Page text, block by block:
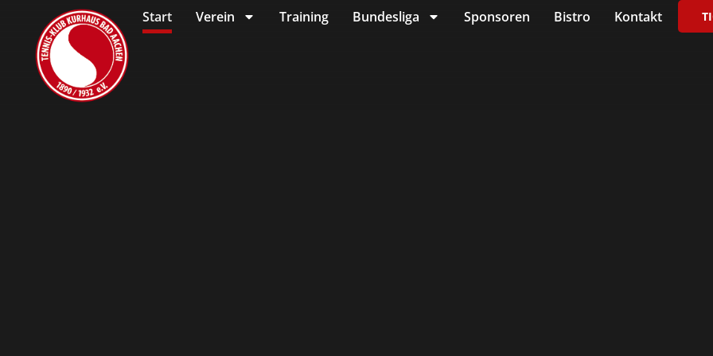
Start Verein Training Bundesliga Sponsoren Bistro Kontakt